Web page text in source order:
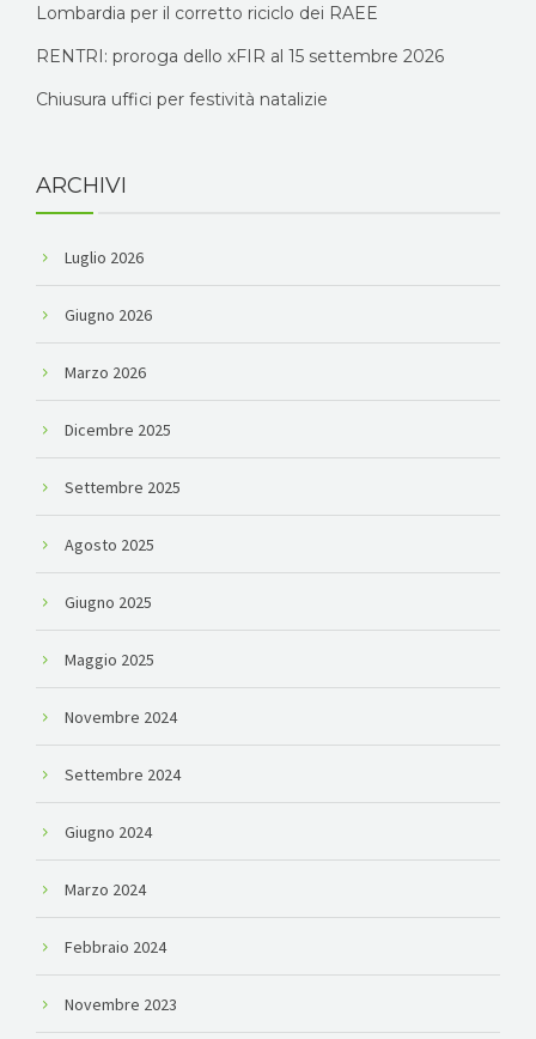
Lombardia per il corretto riciclo dei RAEE
RENTRI: proroga dello xFIR al 15 settembre 2026
Chiusura uffici per festività natalizie
ARCHIVI
Luglio 2026
Giugno 2026
Marzo 2026
Dicembre 2025
Settembre 2025
Agosto 2025
Giugno 2025
Maggio 2025
Novembre 2024
Settembre 2024
Giugno 2024
Marzo 2024
Febbraio 2024
Novembre 2023